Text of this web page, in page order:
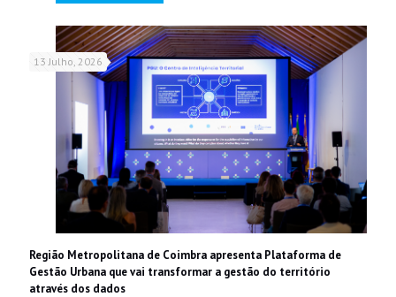
13 Julho, 2026
Região Metropolitana de Coimbra apresenta Plataforma de
Gestão Urbana que vai transformar a gestão do território
através dos dados